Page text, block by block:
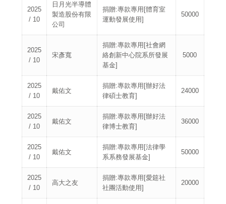
2025
/ 10
日月光半導體
製造股份有限
公司
捐贈:專款專用[體育室
運動發展使用]
50000
2025
/ 10
宋彥寬
捐贈:專款專用[社會網
絡創新中心院系所發展
基金]
5000
2025
/ 10
戴佑文
捐贈:專款專用[辦好法
律碩士教育]
24000
2025
/ 10
戴佑文
捐贈:專款專用[辦好法
律博士教育]
36000
2025
/ 10
戴佑文
捐贈:專款專用[法律學
系系務發展基金]
50000
2025
/ 10
高大之友
捐贈:專款專用[愛筵社
社團活動使用]
20000